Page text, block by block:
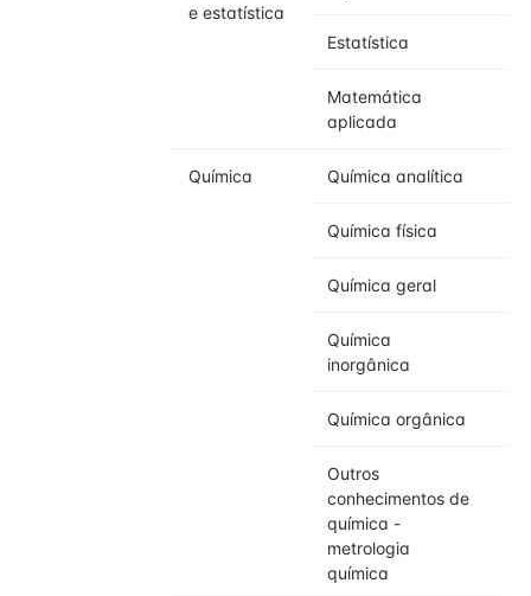
e estatística
Estatística
Matemática
aplicada
Química Química analítica
Química física
Química geral
Química
inorgânica
Química orgânica
Outros
conhecimentos de
química -
metrologia
química